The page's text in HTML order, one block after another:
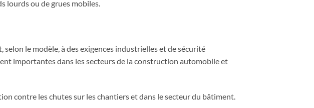
lourds ou de grues mobiles.
selon le modèle, à des exigences industrielles et de sécurité
importantes dans les secteurs de la construction automobile et
contre les chutes sur les chantiers et dans le secteur du bâtiment.